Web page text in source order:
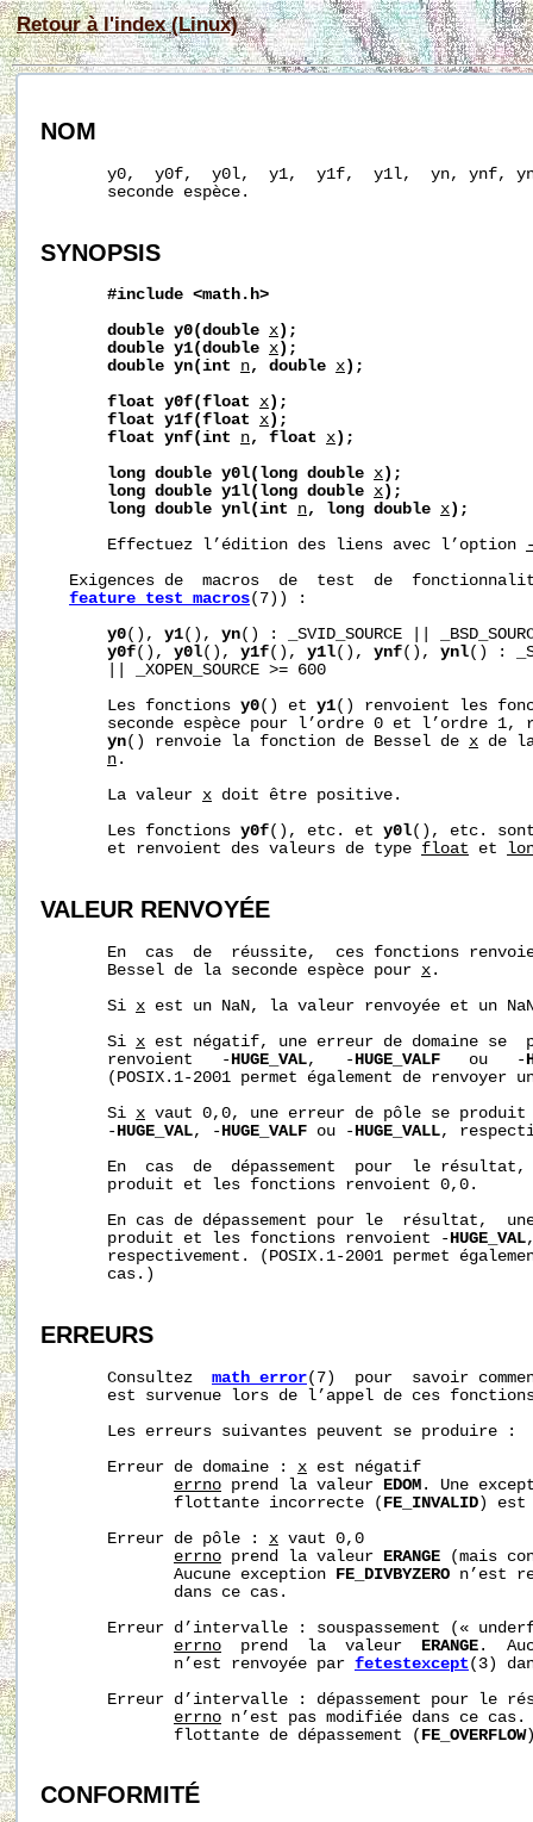
Retour à l'index (Linux)
NOM
y0,  y0f,  y0l,  y1,  y1f,  y1l,  yn, ynf,
       seconde espèce.
SYNOPSIS
#include <math.h>
double y0(double x );
double y1(double x );
double yn(int n, double x );
float y0f(float x );
float y1f(float x );
float ynf(int n, float x );
long double y0l(long double x );
long double y1l(long double x );
long double ynl(int n, long double x );
       Effectuez l’édition des liens avec l’option
Exigences de  macros  de  test  de
feature_test_macros(7)) :
y0(), y1(), yn() : _SVID_SOURCE ||
y0f(), y0l(), y1f(), y1l(), ynf(), ynl() :
       || _XOPEN_SOURCE >= 600
       Les fonctions
y0() et y1() renvoient les
seconde espèce pour l’ordre 0 et l’ordre 1,
yn() renvoie la fonction de Bessel de x de
n .
       La valeur
x doit être positive.
       Les fonctions
y0f(), etc. et y0l(), etc. sont
       et renvoient des valeurs de type
float et
VALEUR RENVOYÉE
En  cas  de  réussite,  ces fonctions
       Bessel de la seconde espèce pour
x .
       Si
x est un NaN, la valeur renvoyée et un
       Si
x est négatif, une erreur de domaine
       renvoient   -
HUGE_VAL,   - HUGE_VALF
   ou   -
(POSIX.1-2001 permet également de renvoyer
       Si
x vaut 0,0, une erreur de pôle se
       -
HUGE_VAL, - HUGE_VALF ou - HUGE_VALL,
En  cas  de  dépassement  pour  le
       produit et les fonctions renvoient 0,0.
En cas de dépassement pour le  résultat,
       produit et les fonctions renvoient -
HUGE_VAL
respectivement. (POSIX.1-2001 permet
       cas.)
ERREURS
       Consultez
math_error(7)  pour  savoir
est survenue lors de l’appel de ces
       Les erreurs suivantes peuvent se produire :
       Erreur de domaine :
x est négatif
errno prend la valeur EDOM . Une
              flottante incorrecte (
FE_INVALID) est
       Erreur de pôle :
x vaut 0,0
errno prend la valeur ERANGE (mais
              Aucune exception
FE_DIVBYZERO n’est
              dans ce cas.
Erreur d’intervalle : souspassement («
errno
  prend  la  valeur
ERANGE .
              n’est renvoyée par
fetestexcept (3)
Erreur d’intervalle : dépassement pour le
errno n’est pas modifiée dans ce
              flottante de dépassement (
FE_OVERFLOW
CONFORMITÉ